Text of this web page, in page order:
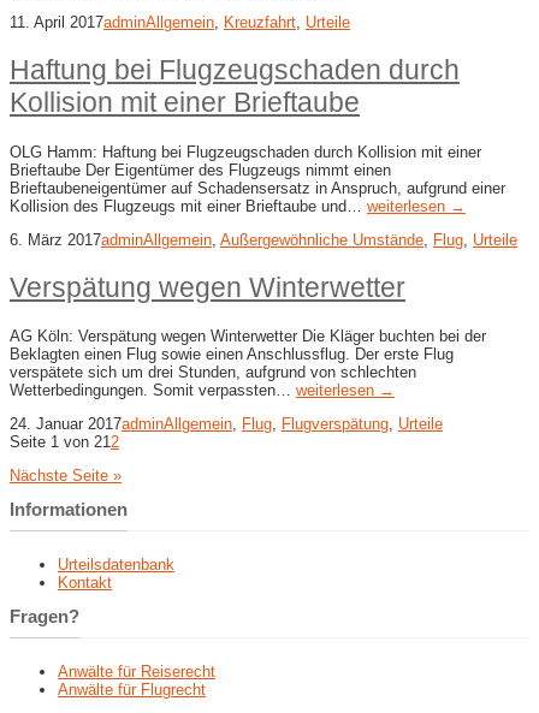
11. April 2017adminAllgemein, Kreuzfahrt, Urteile
Haftung bei Flugzeugschaden durch
Kollision mit einer Brieftaube
OLG Hamm: Haftung bei Flugzeugschaden durch Kollision mit einer
Brieftaube Der Eigentümer des Flugzeugs nimmt einen
Brieftaubeneigentümer auf Schadensersatz in Anspruch, aufgrund einer
Kollision des Flugzeugs mit einer Brieftaube und… weiterlesen →
6. März 2017adminAllgemein Außergewöhnliche Umstände Flug Urteile
Verspätung wegen Winterwetter
AG Köln: Verspätung wegen Winterwetter Die Kläger buchten bei der
Beklagten einen Flug sowie einen Anschlussflug. Der erste Flug
verspätete sich um drei Stunden, aufgrund von schlechten
Wetterbedingungen. Somit verpassten… weiterlesen →
24. Januar 2017adminAllgemein Flug Flugverspätung Urteile
Seite 1 von 21 2
Nächste Seite »
Informationen
Urteilsdatenbank
Kontakt
Fragen?
Anwälte für Reiserecht
Anwälte für Flugrecht